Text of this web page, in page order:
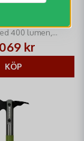
400 lumen,
light, perfekt för
kr
KÖP